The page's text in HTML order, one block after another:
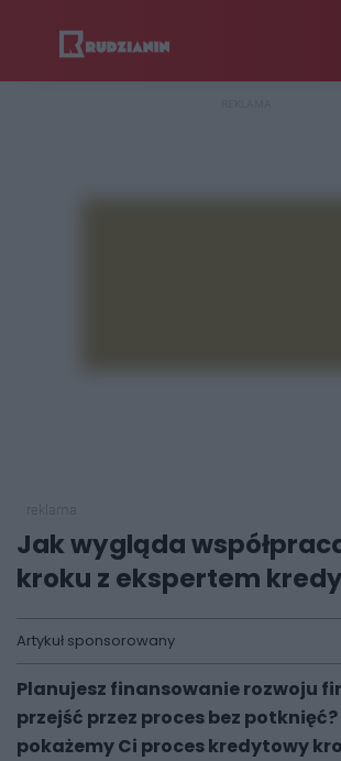
Jak wygląda
kroku z ekspertem
Artykuł sponsorowany
Planujesz finansowanie rozwoju
przejść przez proces bez
pokażemy Ci proces kredytowy